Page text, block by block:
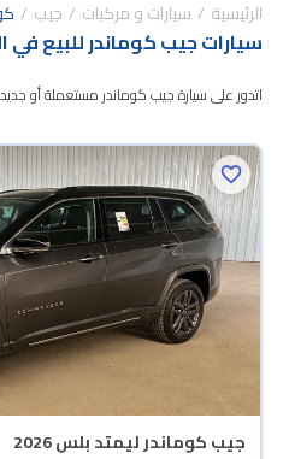
الرئيسية سيارات و مركبات جيب
سيارات جيب كوماندر للبيع
اتدور على سيارة جيب كوماندر مستعملة أو
سهولة. والسيارات الجديدة مضمونة بضمان
وتحجزها أونلاين، وبتوصلك لين باب بيتك.
جيب كوماندر ليمتد بلس 2026